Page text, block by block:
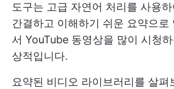
도구는 고급 자연어 처리를 사용
간결하고 이해하기 쉬운 요약으로
서 YouTube 동영상을 많이 시청
상적입니다.
요약된 비디오 라이브러리를 살펴